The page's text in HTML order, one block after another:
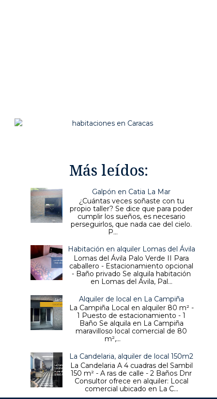
Más leídos:
Galpón en Catia La Mar
¿Cuántas veces soñaste con tu
propio taller? Se dice que para poder
cumplir los sueños, es necesario
perseguirlos, que nada cae del cielo.
P...
Habitación en alquiler Lomas del Ávila
Lomas del Ávila Palo Verde II Para
caballero - Estacionamiento opcional
- Baño privado Se alquila habitación
en Lomas del Ávila, Pal...
Alquiler de local en La Campiña
La Campiña Local en alquiler 80 m² -
1 Puesto de estacionamiento - 1
Baño Se alquila en La Campiña
maravilloso local comercial de 80
m²,...
La Candelaria, alquiler de local 150m2
La Candelaria A 4 cuadras del Sambil
150 m² - A ras de calle - 2 Baños Dnr
Consultor ofrece en alquiler: Local
comercial ubicado en La C...